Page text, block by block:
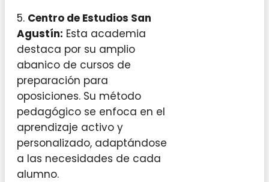
5. Centro de Estudios San
Agustín: Esta academia
destaca por su amplio
abanico de cursos de
preparación para
oposiciones. Su método
pedagógico se enfoca en el
aprendizaje activo y
personalizado, adaptándose
a las necesidades de cada
alumno.